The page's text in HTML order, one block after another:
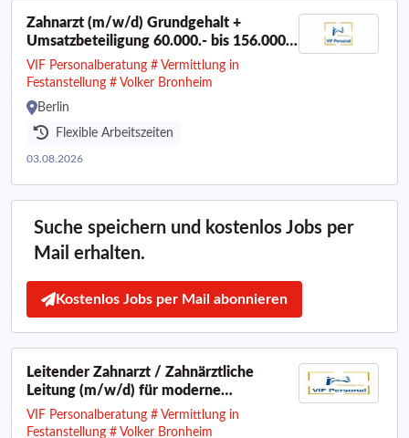
Zahnarzt (m/w/d) Grundgehalt +
Umsatzbeteiligung 60.000.- bis 156.000 €
| Berlin
VIF Personalberatung # Vermittlung in
Festanstellung # Volker Bronheim
Berlin
Flexible Arbeitszeiten
03.08.2026
Suche speichern und kostenlos Jobs per
Mail erhalten.
Kostenlos Jobs per Mail abonnieren
Leitender Zahnarzt / Zahnärztliche
Leitung (m/w/d) für moderne
Praxisstandorte - deutschlandweit
VIF Personalberatung # Vermittlung in
Festanstellung # Volker Bronheim